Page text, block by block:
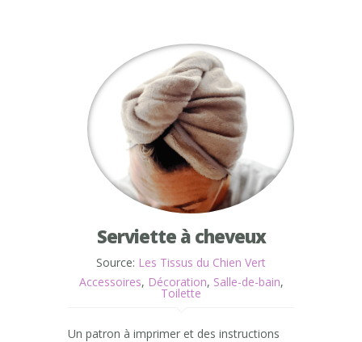
Serviette à cheveux
Source: Les Tissus du Chien Vert
Accessoires, Décoration, Salle-de-bain,
Toilette
Un patron à imprimer et des instructions